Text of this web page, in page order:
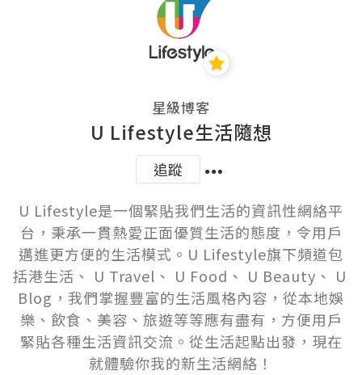
星級博客
U Lifestyle生活隨想
追蹤
U Lifestyle是一個緊貼我們生活的資訊性網絡平
台，秉承一貫熱愛正面優質生活的態度，令用戶
邁進更方便的生活模式。U Lifestyle旗下頻道包
括港生活、 U Travel、 U Food、 U Beauty、 U
Blog，我們掌握豐富的生活風格內容，從本地娛
樂、飲食、美容、旅遊等等應有盡有，方便用戶
緊貼各種生活資訊交流。從生活起點出發，現在
就體驗你我的新生活網絡！